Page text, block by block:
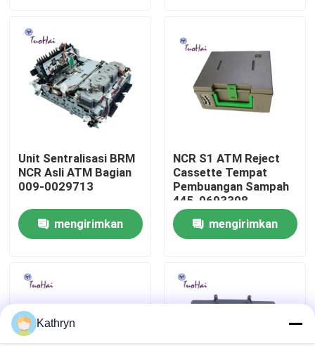
Tentang kami
Tur Pabrik
Kontrol kualitas
Hubungi kami
Permintaan Penawaran
Bagian ATM NCR
Suku Cadang ATM Wincor
Unit Sentralisasi BRM
NCR Asli ATM Bagian
009-0029713
mengirimkan
NCR S1 ATM Reject
Cassette Tempat
Pembuangan Sampah
445-0693308
mengirimkan
Kathryn